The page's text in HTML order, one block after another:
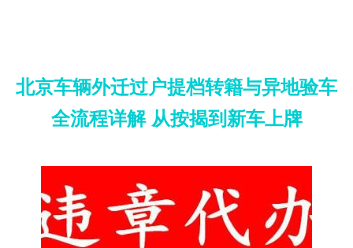
北京车辆外迁过户提档转籍与异地验车
全流程详解 从按揭到新车上牌